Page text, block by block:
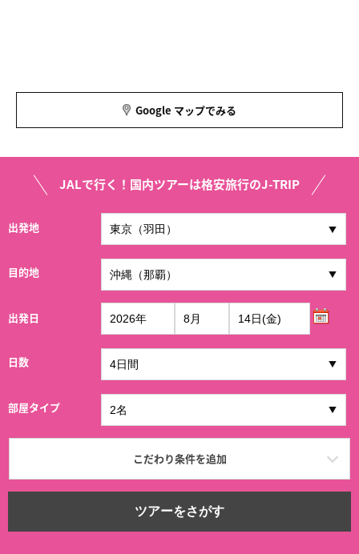
Google マップでみる
JALで行く！国内ツアーは格安旅行のJ-TRIP
出発地
目的地
出発日
日数
部屋タイプ
こだわり条件を追加
ツアーをさがす